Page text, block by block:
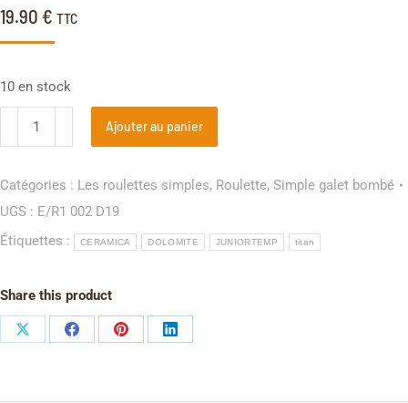
19.90 € TTC
10 en stock
Ajouter au panier
Catégories : Les roulettes simples, Roulette, Simple galet bombé
UGS : E/R1 002 D19
Étiquettes :
CERAMICA DOLOMITE JUNIORTEMP titan
Share this product